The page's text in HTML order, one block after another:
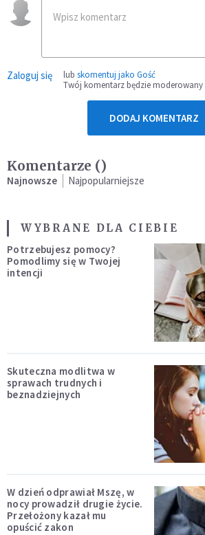
Zaloguj się lub skomentuj jako Gość
Twój komentarz będzie moderowany
DODAJ KOMENTARZ
Komentarze ()
Najnowsze Najpopularniejsze
WYBRANE DLA CIEBIE
Potrzebujesz pomocy?
Pomodlimy się w Twojej
intencji
Skuteczna modlitwa w
sprawach trudnych i
beznadziejnych
W dzień odprawiał Mszę, w
nocy prowadził drugie życie.
Przełożony kazał mu
opuścić zakon